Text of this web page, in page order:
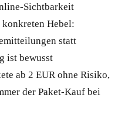
Sichtbarkeit
konkreten Hebel:
statt
ist bewusst
ab 2 EUR ohne Risiko,
der Paket-Kauf bei